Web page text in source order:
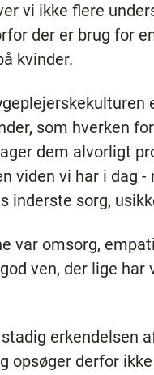
vi ikke flere
der er brug for
kvinder.
som hverken
dem alvorligt
viden vi har i dag
inderste sorg,
var omsorg,
ven, der lige
erkendelsen
opsøger derfor